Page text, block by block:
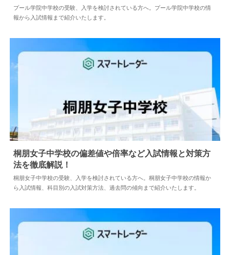
中学情報 2024.04.02
プール学院中学校の受験、入学を検討されている方へ。プール学院中学校の情
報から入試情報まで紹介いたします。
中学情報 2024.04.02
桐朋女子中学校の偏差値や倍率など入試情報と対策方
法を徹底解説！
桐朋女子中学校の受験、入学を検討されている方へ。桐朋女子中学校の情報か
ら入試情報、科目別の入試対策方法、過去問の傾向まで紹介いたします。